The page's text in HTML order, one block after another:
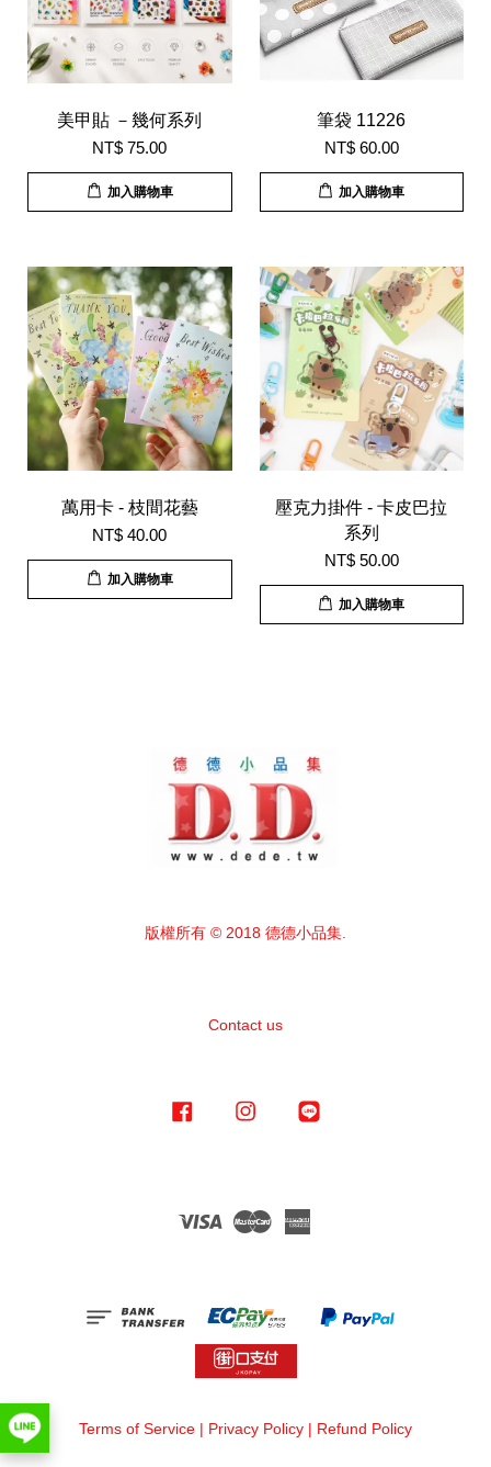
美甲貼 －幾何系列
NT$ 75.00
加入購物車
筆袋 11226
NT$ 60.00
加入購物車
萬用卡 - 枝間花藝
NT$ 40.00
加入購物車
壓克力掛件 - 卡皮巴拉
系列
NT$ 50.00
加入購物車
版權所有 © 2018 德德小品集.
Contact us
Facebook Instagram
Visa Master
Terms of Service | Privacy Policy | Refund Policy